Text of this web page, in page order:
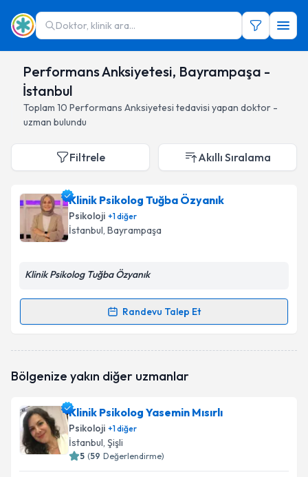
Doktor, klinik ara...
Performans Anksiyetesi, Bayrampaşa -
İstanbul
Toplam 10 Performans Anksiyetesi tedavisi yapan doktor -
uzman bulundu
Filtrele Akıllı Sıralama
Klinik Psikolog Tuğba Özyanık
Psikoloji +1diğer
İstanbul, Bayrampaşa
Klinik Psikolog Tuğba Özyanık
Randevu Talep Et
Randevu Takvimi Talebi
talebi oluşturun. Size bu uzmandan randevu almanız
bilgilendireceğiz.
E-posta Adresiniz
Bölgenize yakın diğer uzmanlar
Klinik Psikolog Yasemin Mısırlı
Psikoloji +1diğer
İstanbul, Şişli
5 (59 Değerlendirme)